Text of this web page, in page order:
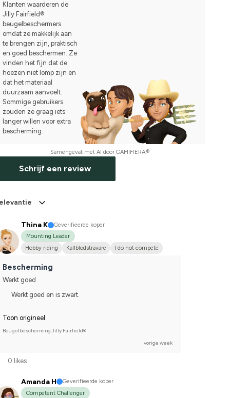
Klanten waarderen de
Jilly Fairfield®
beugelbeschermers
omdat ze makkelijk aan
te brengen zijn, praktisch
en goed beschermen. Ze
vinden het fijn dat de
hoezen niet lomp zijn en
dat het materiaal
duurzaam aanvoelt.
Sommige gebruikers
zouden ze graag iets
langer willen voor extra
bescherming.
Samengevat met AI door GAMIFIERA.®
Schrijf een review
Thina K
Geverifieerde koper
Mounting Leader
Hobby riding
Kallblodstravare I do not compete
Bescherming
Werkt goed
Werkt goed en is zwart.
Toon origineel
Beugelbescherming Jilly Fairfield®
vorige week
0 likes
Amanda H
Geverifieerde koper
Competent Challenger